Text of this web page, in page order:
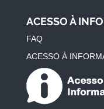
ACESSO À
FAQ
ACESSO À